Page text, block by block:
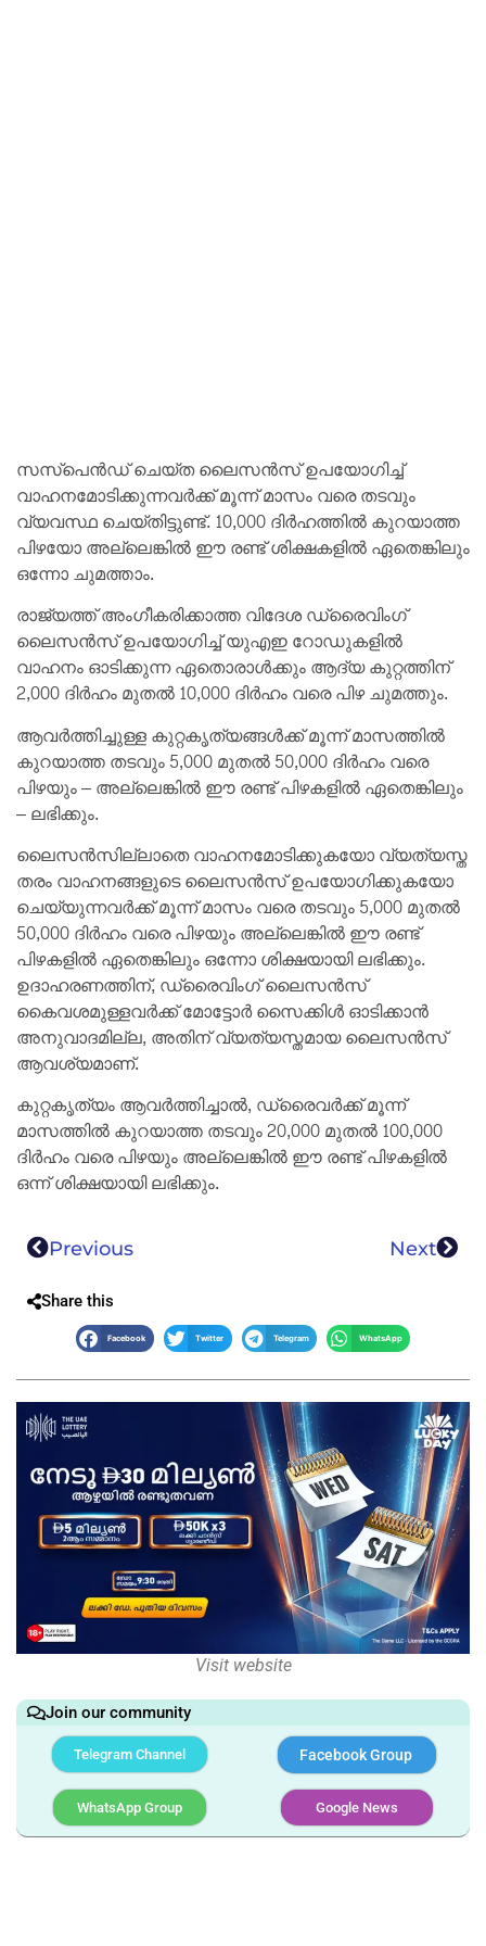
സസ്പെൻഡ് ചെയ്ത ലൈസൻസ് ഉപയോഗിച്ച്
വാഹനമോടിക്കുന്നവർക്ക് മൂന്ന് മാസം വരെ തടവും
വ്യവസ്ഥ ചെയ്തിട്ടുണ്ട്. 10,000 ദിർഹത്തിൽ കുറയാത്ത
പിഴയോ അല്ലെങ്കിൽ ഈ രണ്ട് ശിക്ഷകളിൽ ഏതെങ്കിലും
ഒന്നോ ചുമത്താം.
രാജ്യത്ത് അംഗീകരിക്കാത്ത വിദേശ ഡ്രൈവിംഗ്
ലൈസൻസ് ഉപയോഗിച്ച് യുഎഇ റോഡുകളിൽ
വാഹനം ഓടിക്കുന്ന ഏതൊരാൾക്കും ആദ്യ കുറ്റത്തിന്
2,000 ദിർഹം മുതൽ 10,000 ദിർഹം വരെ പിഴ ചുമത്തും.
ആവർത്തിച്ചുള്ള കുറ്റകൃത്യങ്ങൾക്ക് മൂന്ന് മാസത്തിൽ
കുറയാത്ത തടവും 5,000 മുതൽ 50,000 ദിർഹം വരെ
പിഴയും – അല്ലെങ്കിൽ ഈ രണ്ട് പിഴകളിൽ ഏതെങ്കിലും
– ലഭിക്കും.
ലൈസൻസില്ലാതെ വാഹനമോടിക്കുകയോ വ്യത്യസ്ത
തരം വാഹനങ്ങളുടെ ലൈസൻസ് ഉപയോഗിക്കുകയോ
ചെയ്യുന്നവർക്ക് മൂന്ന് മാസം വരെ തടവും 5,000 മുതൽ
50,000 ദിർഹം വരെ പിഴയും അല്ലെങ്കിൽ ഈ രണ്ട്
പിഴകളിൽ ഏതെങ്കിലും ഒന്നോ ശിക്ഷയായി ലഭിക്കും.
ഉദാഹരണത്തിന്, ഡ്രൈവിംഗ് ലൈസൻസ്
കൈവശമുള്ളവർക്ക് മോട്ടോർ സൈക്കിൾ ഓടിക്കാൻ
അനുവാദമില്ല, അതിന് വ്യത്യസ്തമായ ലൈസൻസ്
ആവശ്യമാണ്.
കുറ്റകൃത്യം ആവർത്തിച്ചാൽ, ഡ്രൈവർക്ക് മൂന്ന്
മാസത്തിൽ കുറയാത്ത തടവും 20,000 മുതൽ 100,000
ദിർഹം വരെ പിഴയും അല്ലെങ്കിൽ ഈ രണ്ട് പിഴകളിൽ
ഒന്ന് ശിക്ഷയായി ലഭിക്കും.
Previous Next
Share this
Facebook Twitter Telegram WhatsApp
Visit website
Join our community
Telegram Channel Facebook Group
WhatsApp Group Google News